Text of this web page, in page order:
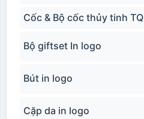
Hộp xi bình hoa
Cốc & Bộ cốc thủy tinh TQ
Bộ giftset In logo
Bút in logo
Cặp da in logo